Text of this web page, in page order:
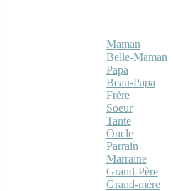
Maman
Belle-Maman
Papa
Beau-Papa
Frère
Soeur
Tante
Oncle
Parrain
Marraine
Grand-Père
Grand-mère